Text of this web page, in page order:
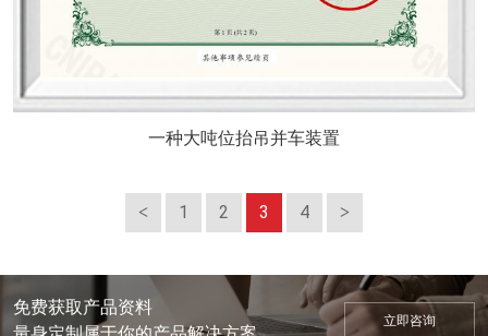
一种大吨位抬吊并车装置
1 2 3 4
免费获取产品资料
立即咨询